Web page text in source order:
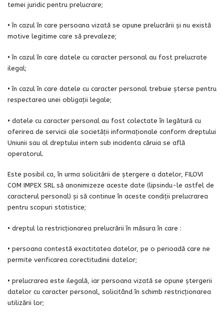
temei juridic pentru prelucrare;
• în cazul în care persoana vizată se opune prelucrării și nu există
motive legitime care să prevaleze;
• în cazul în care datele cu caracter personal au fost prelucrate
ilegal;
• în cazul în care datele cu caracter personal trebuie șterse pentru
respectarea unei obligații legale;
• datele cu caracter personal au fost colectate în legătură cu
oferirea de servicii ale societății informaționale conform dreptului
Uniunii sau al dreptului intern sub incidenta căruia se află
operatorul.
Este posibil ca, în urma solicitării de ștergere a datelor, FILOVI
COM IMPEX SRL să anonimizeze aceste date (lipsindu-le astfel de
caracterul personal) și să continue în aceste condiții prelucrarea
pentru scopuri statistice;
• dreptul la restricționarea prelucrării în măsura în care :
• persoana contestă exactitatea datelor, pe o perioadă care ne
permite verificarea corectitudinii datelor;
• prelucrarea este ilegală, iar persoana vizată se opune ștergerii
datelor cu caracter personal, solicitând în schimb restricționarea
utilizării lor;